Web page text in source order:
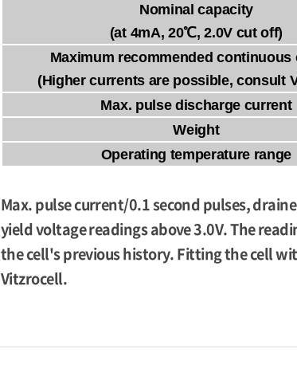
Nominal capacity
(at 4mA, 20℃, 2.0V cut off)
Maximum recommended continuous
(Higher currents are possible, consult
Max. pulse discharge current
Weight
Operating temperature range
Max. pulse current/0.1 second pulses,
yield voltage readings above 3.0V. The
the cell's previous history. Fitting the cell
Vitzrocell.